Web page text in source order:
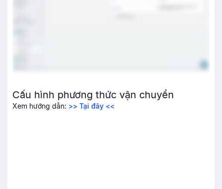
Cấu hình phương thức vận chuyển
Xem hướng dẫn: >> Tại đây <<